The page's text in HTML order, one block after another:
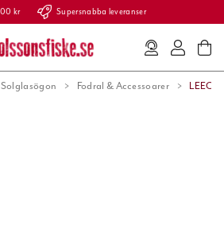
kr Supersnabba leveranser
Solglasögon Fodral & Accessoarer LEECH